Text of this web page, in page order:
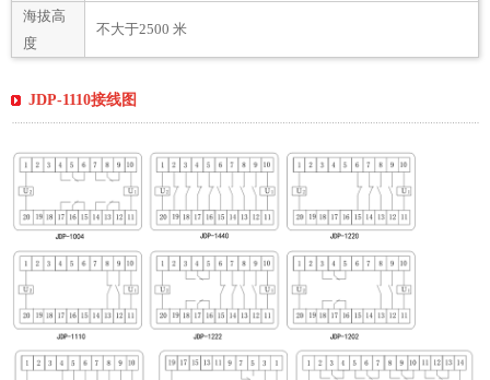
海拔高
度
不大于2500 米
JDP-1110接线图